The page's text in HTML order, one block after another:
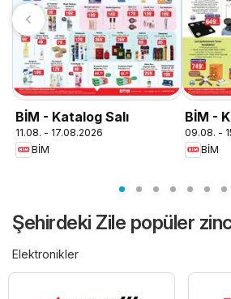
BİM - Katalog Salı
11.08. - 17.08.2026
BİM
BİM -
09.08. -
BİM
Şehirdeki Zile popüler
Elektronikler